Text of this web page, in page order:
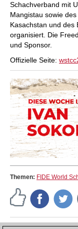
Schachverband mit
Mangistau sowie
Kasachstan und des
organisiert. Die
und Sponsor.
Offizielle Seite:
Themen: FIDE World